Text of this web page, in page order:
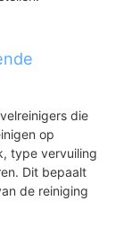
die
op
type vervuiling
Dit bepaalt
de reiniging